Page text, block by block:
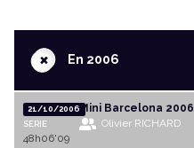
+En 2006
21/10/2006
SERIE
Mini Barcelona 2006
Olivier RICHARD
48h06'09